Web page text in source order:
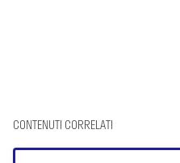
CONTENUTI CORRELATI